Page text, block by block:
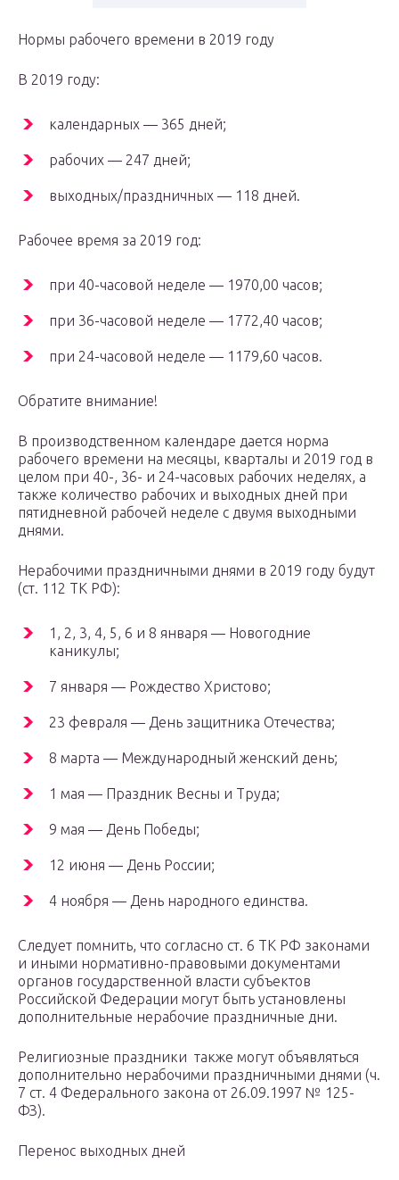
Нормы рабочего времени в 2019 году
В 2019 году:
календарных — 365 дней;
рабочих — 247 дней;
выходных/праздничных — 118 дней.
Рабочее время за 2019 год:
при 40-часовой неделе — 1970,00 часов;
при 36-часовой неделе — 1772,40 часов;
при 24-часовой неделе — 1179,60 часов.
Обратите внимание!
В производственном календаре дается норма
рабочего времени на месяцы, кварталы и 2019 год в
целом при 40-, 36- и 24-часовых рабочих неделях, а
также количество рабочих и выходных дней при
пятидневной рабочей неделе с двумя выходными
днями.
Нерабочими праздничными днями в 2019 году будут
(ст. 112 ТК РФ):
1, 2, 3, 4, 5, 6 и 8 января — Новогодние
каникулы;
7 января — Рождество Христово;
23 февраля — День защитника Отечества;
8 марта — Международный женский день;
1 мая — Праздник Весны и Труда;
9 мая — День Победы;
12 июня — День России;
4 ноября — День народного единства.
Следует помнить, что согласно ст. 6 ТК РФ законами
и иными нормативно-правовыми документами
органов государственной власти субъектов
Российской Федерации могут быть установлены
дополнительные нерабочие праздничные дни.
Религиозные праздники также могут объявляться
дополнительно нерабочими праздничными днями (ч.
7 ст. 4 Федерального закона от 26.09.1997 № 125-
ФЗ).
Перенос выходных дней